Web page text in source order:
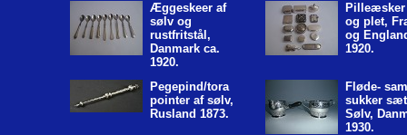
Æggeskeer af
sølv og
rustfritstål,
Danmark ca.
1920.
og plet,
og
1920.
Pegepind/tora
pointer af sølv,
Rusland 1873.
Fløde-
sukker
Sølv,
1930.